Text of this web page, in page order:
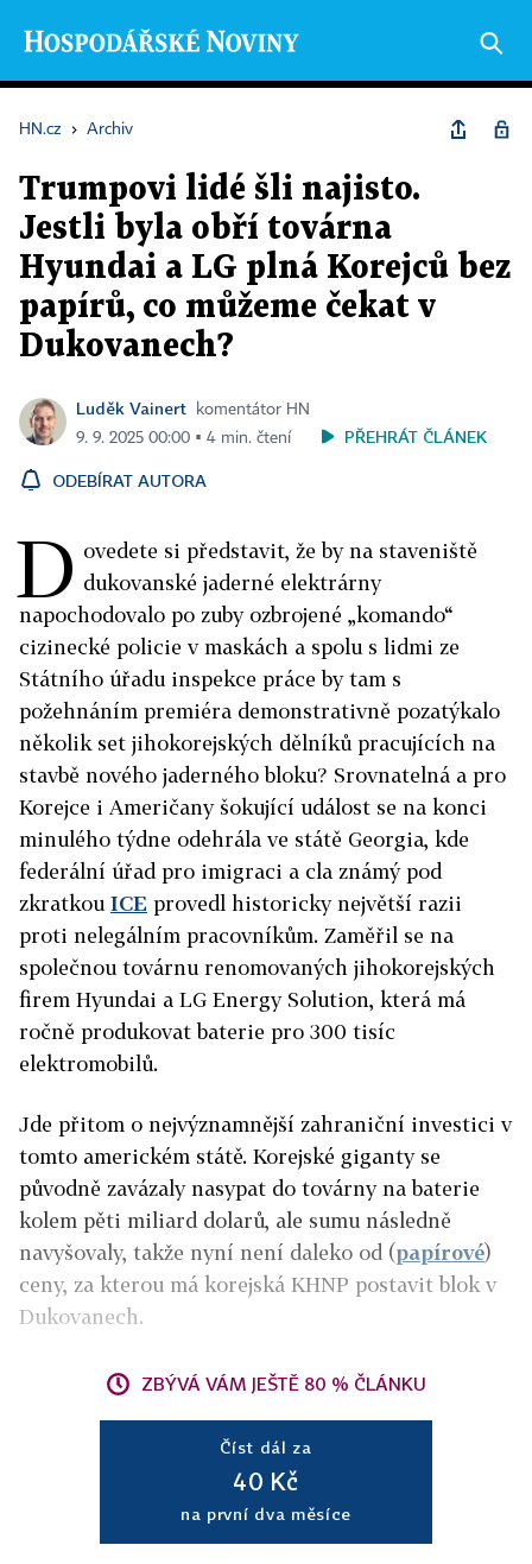
HN.cz › Archiv
Trumpovi lidé šli najisto.
Jestli byla obří továrna
Hyundai a LG plná Korejců bez
papírů, co můžeme čekat v
Dukovanech?
Luděk Vainert
komentátor HN
9. 9. 2025 00:00 ▪ 4 min. čtení
PŘEHRÁT ČLÁNEK
ODEBÍRAT AUTORA
D ovedete si představit, že by na staveniště
dukovanské jaderné elektrárny
napochodovalo po zuby ozbrojené „komando“
cizinecké policie v maskách a spolu s lidmi ze
Státního úřadu inspekce práce by tam s
požehnáním premiéra demonstrativně pozatýkalo
několik set jihokorejských dělníků pracujících na
stavbě nového jaderného bloku? Srovnatelná a pro
Korejce i Američany šokující událost se na konci
minulého týdne odehrála ve státě Georgia, kde
federální úřad pro imigraci a cla známý pod
zkratkou ICE provedl historicky největší razii
proti nelegálním pracovníkům. Zaměřil se na
společnou továrnu renomovaných jihokorejských
firem Hyundai a LG Energy Solution, která má
ročně produkovat baterie pro 300 tisíc
elektromobilů.
Jde přitom o nejvýznamnější zahraniční investici v
tomto americkém státě. Korejské giganty se
původně zavázaly nasypat do továrny na baterie
kolem pěti miliard dolarů, ale sumu následně
navyšovaly, takže nyní není daleko od (papírové)
ceny, za kterou má korejská KHNP postavit blok v
Dukovanech.
ZBÝVÁ VÁM JEŠTĚ 80 % ČLÁNKU
Číst dál za
40 Kč
na první dva měsíce